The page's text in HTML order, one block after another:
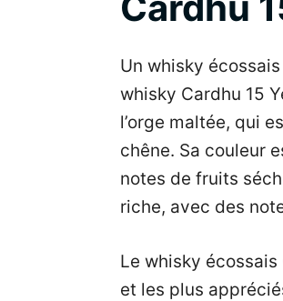
Un whisky
whisky Cardhu 15
l’orge maltée, qui
chêne. Sa couleur
notes de fruits
riche, avec des
Le whisky écossais
et les plus